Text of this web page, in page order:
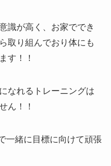
識が高く、お家ででき
取り組んでおり体にも
す！！
なれるトレーニングは
ん！！
一緒に目標に向けて頑張